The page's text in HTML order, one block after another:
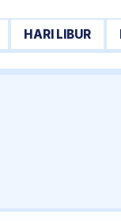
HARI LIBUR